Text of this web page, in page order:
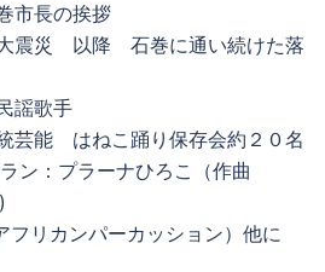
市長の挨拶
震災 以降 石巻に通い続けた落
謡歌手
芸能 はねこ踊り保存会約２０名
ン：プラーナひろこ（作曲
フリカンパーカッション）他に